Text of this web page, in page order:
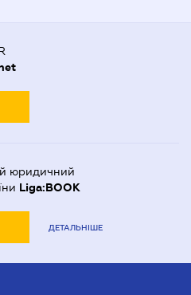
юридичний
Liga:BOOK
ДЕТАЛЬНІШЕ